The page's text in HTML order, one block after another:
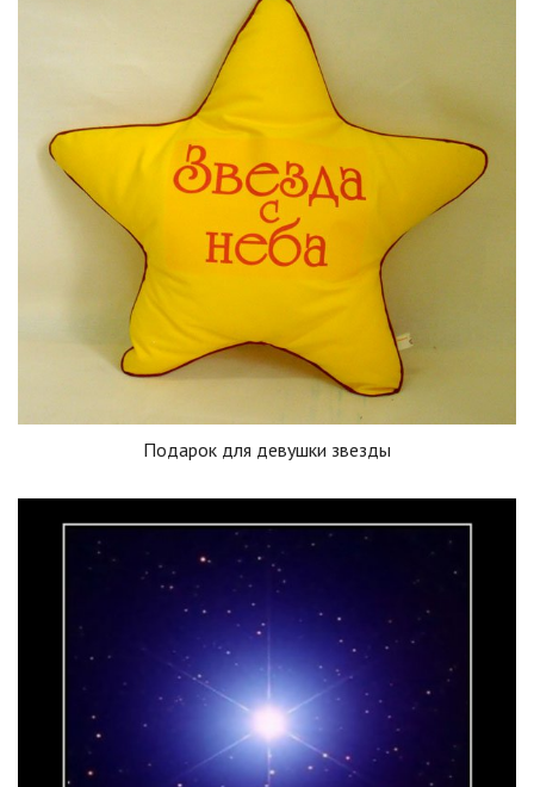
Подарок для девушки звезды